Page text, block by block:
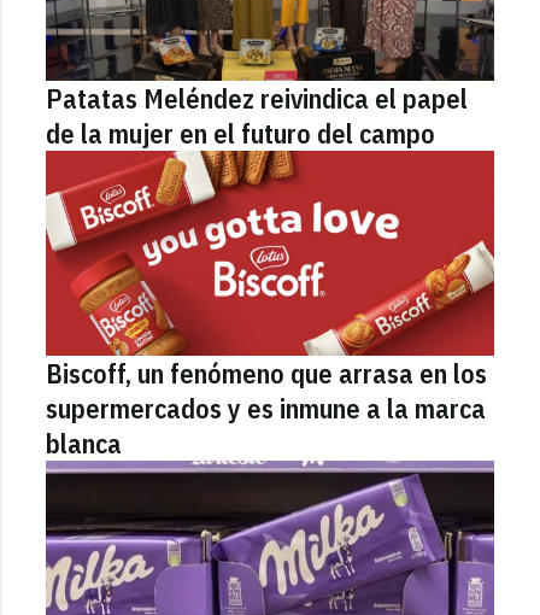
Patatas Meléndez reivindica el papel
de la mujer en el futuro del campo
Biscoff, un fenómeno que arrasa en los
supermercados y es inmune a la marca
blanca